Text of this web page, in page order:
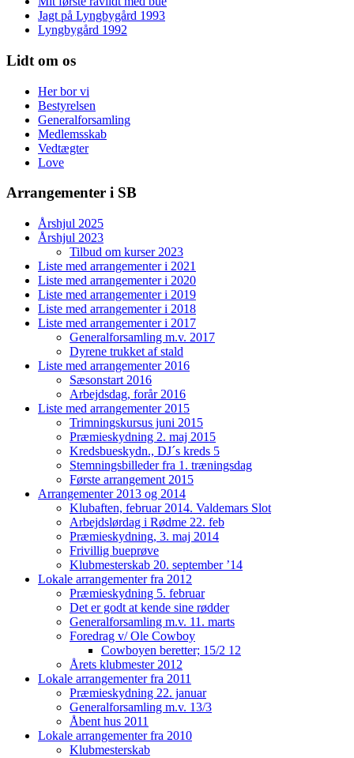
Jagt på Lyngbygård 1993
Lyngbygård 1992
Lidt om os
Her bor vi
Bestyrelsen
Generalforsamling
Medlemsskab
Vedtægter
Love
Arrangementer i SB
Årshjul 2025
Årshjul 2023
Tilbud om kurser 2023
Liste med arrangementer i 2021
Liste med arrangementer i 2020
Liste med arrangementer i 2019
Liste med arrangementer i 2018
Liste med arrangementer i 2017
Generalforsamling m.v. 2017
Dyrene trukket af stald
Liste med arrangementer 2016
Sæsonstart 2016
Arbejdsdag, forår 2016
Liste med arrangementer 2015
Trimningskursus juni 2015
Præmieskydning 2. maj 2015
Kredsbueskydn., DJ´s kreds 5
Stemningsbilleder fra 1. træningsdag
Første arrangement 2015
Arrangementer 2013 og 2014
Klubaften, februar 2014. Valdemars Slot
Arbejdslørdag i Rødme 22. feb
Præmieskydning, 3. maj 2014
Frivillig bueprøve
Klubmesterskab 20. september ’14
Lokale arrangementer fra 2012
Præmieskydning 5. februar
Det er godt at kende sine rødder
Generalforsamling m.v. 11. marts
Foredrag v/ Ole Cowboy
Cowboyen beretter; 15/2 12
Årets klubmester 2012
Lokale arrangementer fra 2011
Præmieskydning 22. januar
Generalforsamling m.v. 13/3
Åbent hus 2011
Lokale arrangementer fra 2010
Klubmesterskab